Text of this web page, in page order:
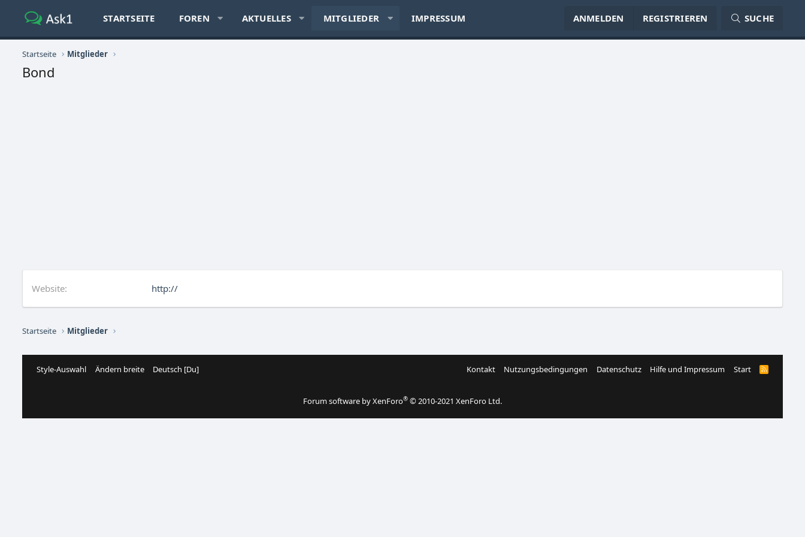
STARTSEITE FOREN AKTUELLES MITGLIEDER IMPRESSUM ANMELDEN REGISTRIEREN SUCHE
Startseite Mitglieder
Bond
Website http://
Startseite Mitglieder
Style-Auswahl Ändern breite Deutsch [Du] Kontakt Nutzungsbedingungen Datenschutz Hilfe und Impressum Start
R
Forum software by XenForo® © 2010-2021 XenForo Ltd.